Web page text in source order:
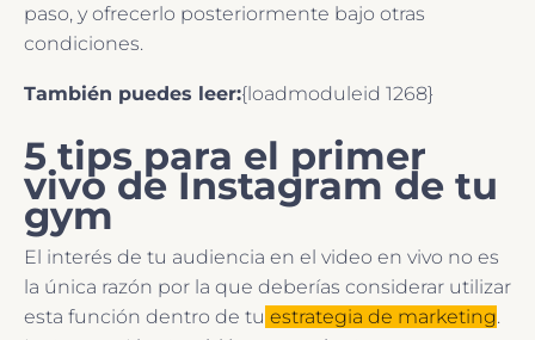
paso, y ofrecerlo posteriormente bajo otras
condiciones.
También puedes leer:{loadmoduleid 1268}
5 tips para el primer
vivo de Instagram de tu
gym
El interés de tu audiencia en el video en vivo no es
la única razón por la que deberías considerar utilizar
esta función dentro de tu estrategia de marketing.